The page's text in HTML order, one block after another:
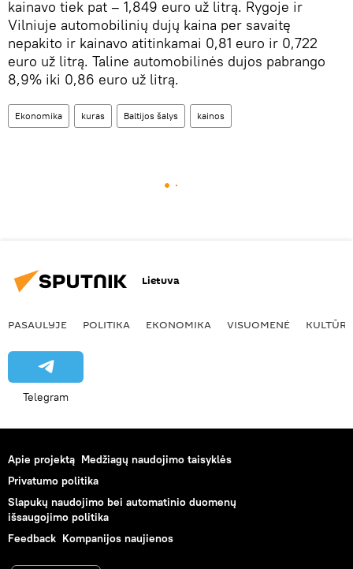
kainavo tiek pat – 1,849 euro už litrą. Rygoje ir
Vilniuje automobilinių dujų kaina per savaitę
nepakito ir kainavo atitinkamai 0,81 euro ir 0,722
euro už litrą. Taline automobilinės dujos pabrango
8,9% iki 0,86 euro už litrą.
Ekonomika kuras Baltijos šalys kainos
Lietuva
PASAULYJE POLITIKA EKONOMIKA VISUOMENĖ KULTŪRA
Telegram
Apie projektą Medžiagų naudojimo taisyklės
Privatumo politika
Slapukų naudojimo bei automatinio duomenų
išsaugojimo politika
Feedback Kompanijos naujienos